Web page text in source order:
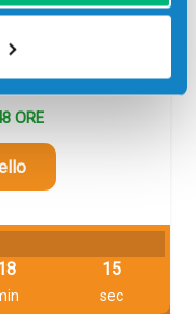
ORE
14
sec